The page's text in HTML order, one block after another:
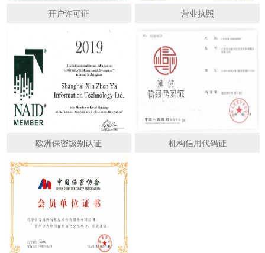
开户许可证 营业执照
欧洲保密级别认证 机构信用代码证